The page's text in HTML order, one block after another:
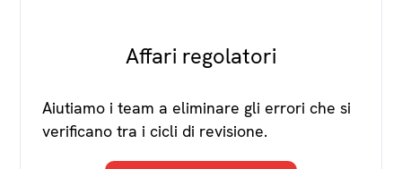
Affari regolatori
Aiutiamo i team a eliminare gli errori che si
verificano tra i cicli di revisione.